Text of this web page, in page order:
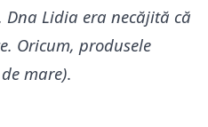
Dna Lidia era necăjită că
Oricum, produsele
mare).